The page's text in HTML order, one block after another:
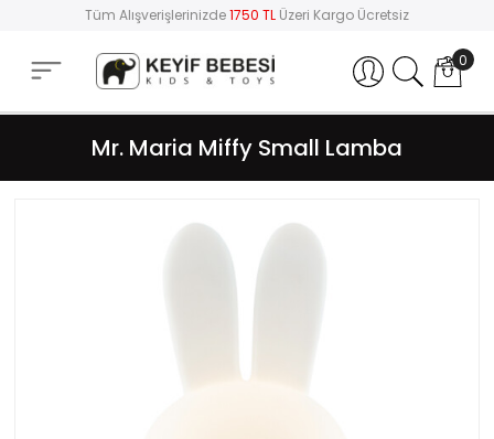
Tüm Alışverişlerinizde1750 TL Üzeri Kargo Ücretsiz
Hesabım 0
Mr. Maria Miffy Small Lamba